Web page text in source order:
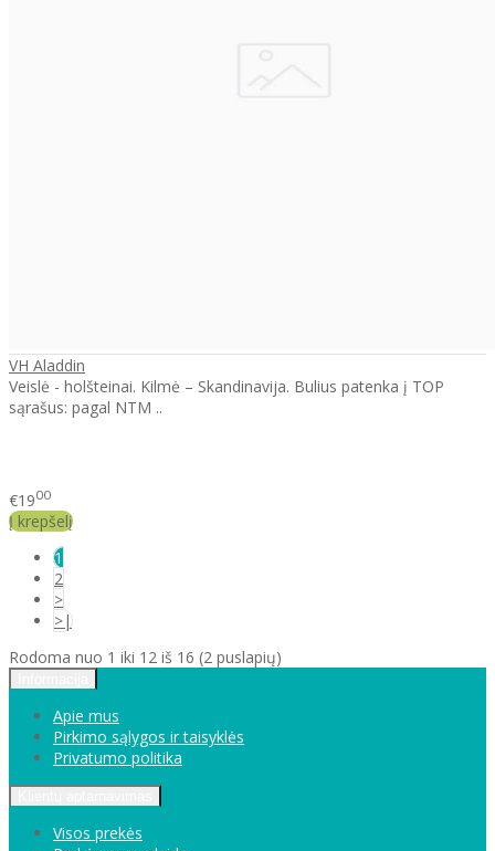
VH Aladdin
Veislė - holšteinai. Kilmė – Skandinavija. Bulius patenka į TOP
sąrašus: pagal NTM ..
€1900
Į krepšelį
1
2
>
>|
Rodoma nuo 1 iki 12 iš 16 (2 puslapių)
Apie mus
Pirkimo sąlygos ir taisyklės
Privatumo politika
Visos prekės